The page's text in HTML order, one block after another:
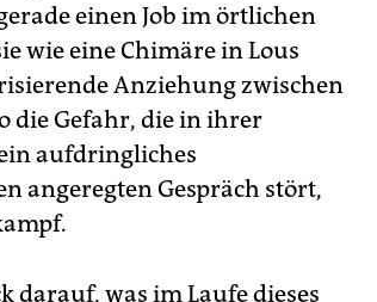
einen Job im örtlichen
wie eine Chimäre in Lous
Anziehung zwischen
die Gefahr, die in ihrer
aufdringliches
angeregten Gespräch stört,
darauf, was im Laufe dieses